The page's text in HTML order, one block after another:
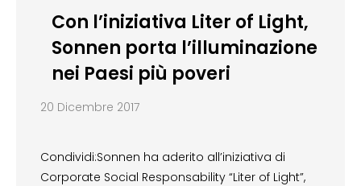
Con l’iniziativa Liter of Light,
Sonnen porta l’illuminazione
nei Paesi più poveri
20 Dicembre 2017
Condividi:Sonnen ha aderito all’iniziativa di
Corporate Social Responsability “Liter of Light”,